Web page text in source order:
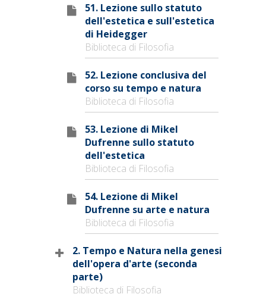
51. Lezione sullo statuto
dell'estetica e sull'estetica
di Heidegger
Biblioteca di Filosofia
52. Lezione conclusiva del
corso su tempo e natura
Biblioteca di Filosofia
53. Lezione di Mikel
Dufrenne sullo statuto
dell'estetica
Biblioteca di Filosofia
54. Lezione di Mikel
Dufrenne su arte e natura
Biblioteca di Filosofia
2. Tempo e Natura nella genesi
dell'opera d'arte (seconda
parte)
Biblioteca di Filosofia